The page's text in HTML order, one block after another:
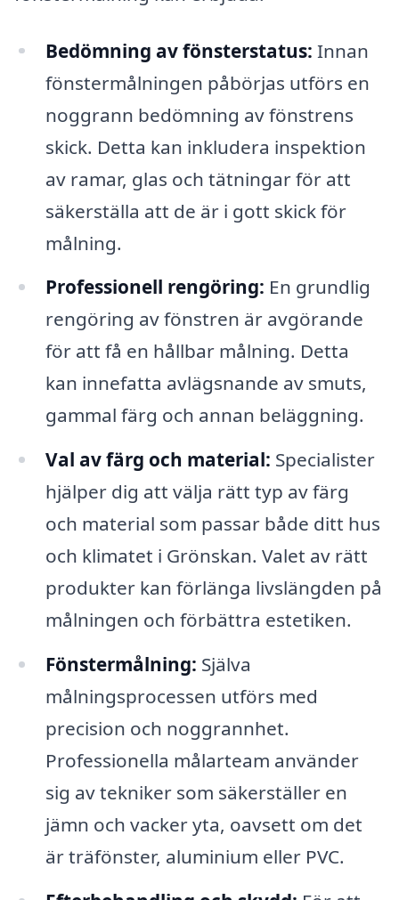
Bedömning av fönsterstatus: Innan
fönstermålningen påbörjas utförs en
noggrann bedömning av fönstrens
skick. Detta kan inkludera inspektion
av ramar, glas och tätningar för att
säkerställa att de är i gott skick för
målning.
Professionell rengöring: En grundlig
rengöring av fönstren är avgörande
för att få en hållbar målning. Detta
kan innefatta avlägsnande av smuts,
gammal färg och annan beläggning.
Val av färg och material: Specialister
hjälper dig att välja rätt typ av färg
och material som passar både ditt hus
och klimatet i Grönskan. Valet av rätt
produkter kan förlänga livslängden på
målningen och förbättra estetiken.
Fönstermålning: Själva
målningsprocessen utförs med
precision och noggrannhet.
Professionella målarteam använder
sig av tekniker som säkerställer en
jämn och vacker yta, oavsett om det
är träfönster, aluminium eller PVC.